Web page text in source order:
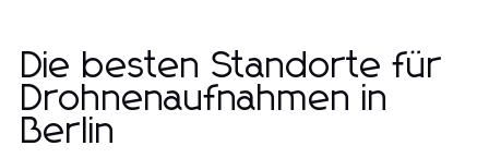
Die besten Standorte für
Drohnenaufnahmen in
Berlin